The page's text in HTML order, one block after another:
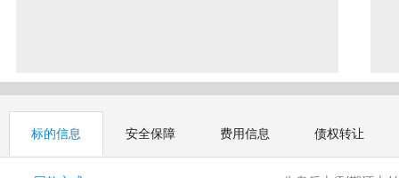
标的信息 安全保障 费用信息 债权转让